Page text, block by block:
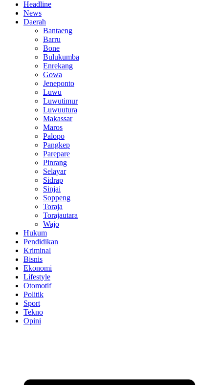
Headline
News
Daerah
Bantaeng
Barru
Bone
Bulukumba
Enrekang
Gowa
Jeneponto
Luwu
Luwutimur
Luwuutura
Makassar
Maros
Palopo
Pangkep
Parepare
Pinrang
Selayar
Sidrap
Sinjai
Soppeng
Toraja
Torajautara
Wajo
Hukum
Pendidikan
Kriminal
Bisnis
Ekonomi
Lifestyle
Otomotif
Politik
Sport
Tekno
Opini